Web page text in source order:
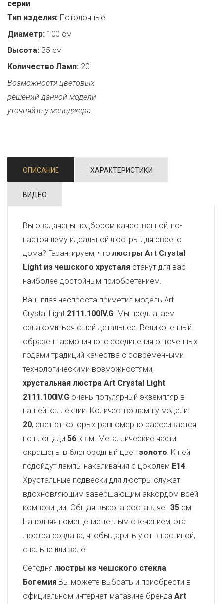
серии
Тип изделия: Потолочные
Диаметр: 100 см
Высота: 35 см
Количество Ламп: 20
Возможности цветовых
решений данной модели
уточняйте у менеджера.
ОПИСАНИЕ ХАРАКТЕРИСТИКИ
ВИДЕО
Вы озадачены подбором качественной, по-
настоящему идеальной люстры для своего
дома? Гарантируем, что люстры Art Crystal
Light из чешского хрусталя станут для вас
наиболее достойным приобретением.
Ваш глаз неспроста приметил модель Art
Crystal Light 2111.100IV.G. Мы предлагаем
ознакомиться с ней детальнее. Великолепный
образец гармоничного соединения отточенных
годами традиций качества с современными
технологическими возможностями,
хрустальная люстра Art Crystal Light
2111.100IV.G очень популярный экземпляр в
нашей коллекции. Количество ламп у модели:
20, свет от которых равномерно рассеивается
по площади 56 кв.м. Металлические части
окрашены в благородный цвет золото. К ней
подойдут лампы накаливания с цоколем E14.
Хрустальные подвески для люстры служат
вдохновляющим завершающим аккордом всей
композиции. Общая высота составляет 35 см.
Наполняя помещение теплым свечением, эта
люстра создана, чтобы дарить уют в гостиной,
спальне или зале.
Сегодня люстры из чешского стекла
Богемия Вы можете выбрать и приобрести в
официальном интернет-магазине бренда Art